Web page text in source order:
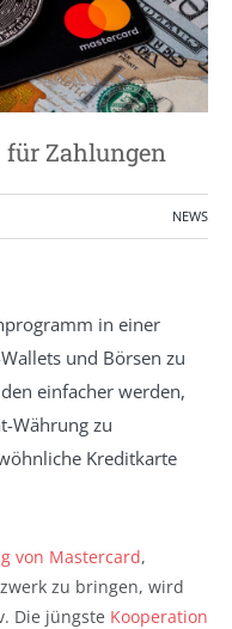
für Zahlungen
NEWS
in einer
und Börsen zu
einfacher werden,
Währung zu
Kreditkarte
von Mastercard,
zu bringen, wird
Die jüngste Kooperation